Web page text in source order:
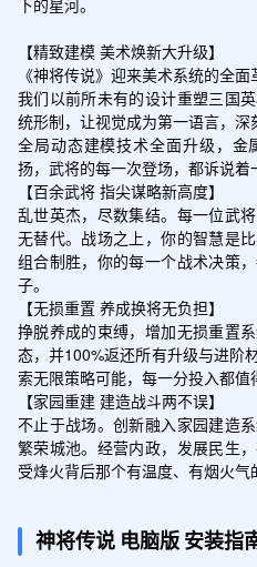
累积2日签到礼包
元宝*200,高级寻访令*2,
0
累积3日签到礼包
5星随机碎片*15
累积4日签到礼包
5星随机碎片*15
累积6日签到礼包
【精致建模 美术焕新大升级】
《神将传说》迎来美术系统的全面
我们以前所未有的设计重塑三国
统形制，让视觉成为第一语言，深
全局动态建模技术全面升级，
扬，武将的每一次登场，都诉说着
【百余武将 指尖谋略新高度】
乱世英杰，尽数集结。每一位武
无替代。战场之上，你的智慧是
组合制胜，你的每一个战术决策
子。
【无损重置 养成换将无负担】
挣脱养成的束缚，增加无损重置
态，并100%返还所有升级与进阶
索无限策略可能，每一分投入都值
【家园重建 建造战斗两不误】
不止于战场。创新融入家园建造
繁荣城池。经营内政，发展民生
受烽火背后那个有温度、有烟火气
神将传说 电脑版 安装指